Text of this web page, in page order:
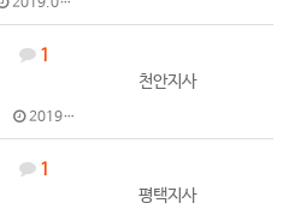
1
2019.03.15
천안지사
1
평택지사